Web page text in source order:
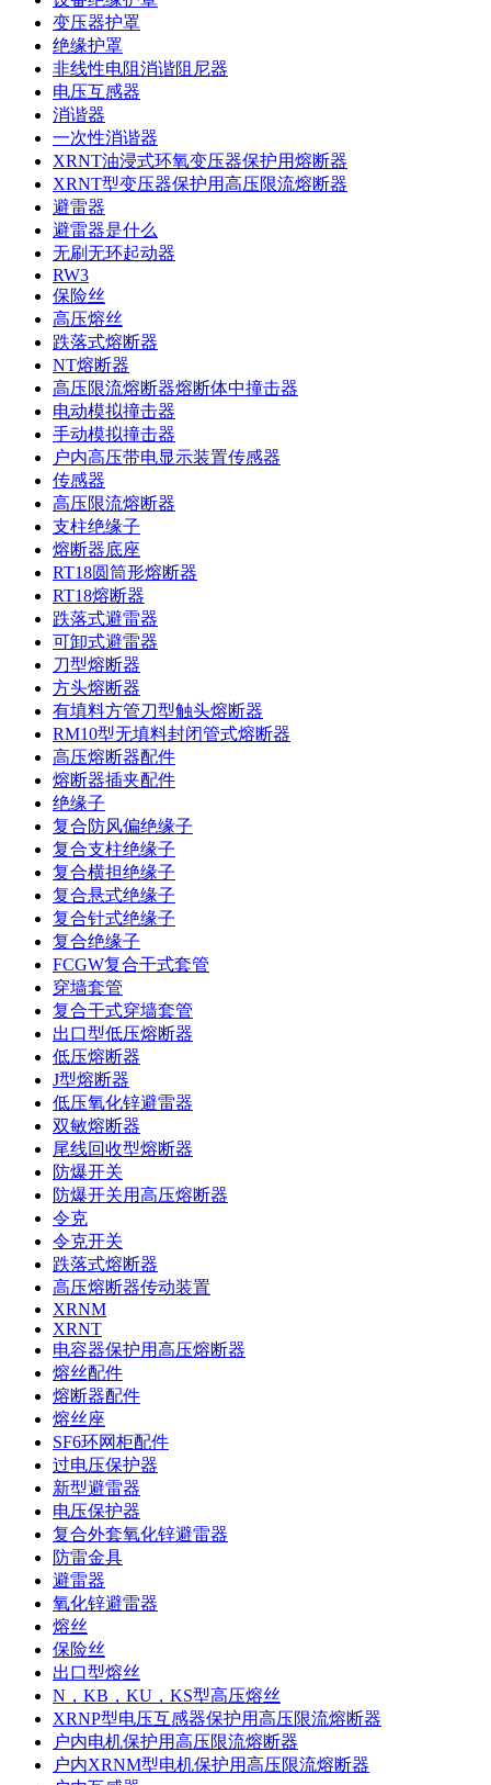
变压器护罩
绝缘护罩
非线性电阻消谐阻尼器
电压互感器
消谐器
一次性消谐器
XRNT油浸式环氧变压器保护用熔断器
XRNT型变压器保护用高压限流熔断器
避雷器
避雷器是什么
无刷无环起动器
RW3
保险丝
高压熔丝
跌落式熔断器
NT熔断器
高压限流熔断器熔断体中撞击器
电动模拟撞击器
手动模拟撞击器
户内高压带电显示装置传感器
传感器
高压限流熔断器
支柱绝缘子
熔断器底座
RT18圆筒形熔断器
RT18熔断器
跌落式避雷器
可卸式避雷器
刀型熔断器
方头熔断器
有填料方管刀型触头熔断器
RM10型无填料封闭管式熔断器
高压熔断器配件
熔断器插夹配件
绝缘子
复合防风偏绝缘子
复合支柱绝缘子
复合横担绝缘子
复合悬式绝缘子
复合针式绝缘子
复合绝缘子
FCGW复合干式套管
穿墙套管
复合干式穿墙套管
出口型低压熔断器
低压熔断器
J型熔断器
低压氧化锌避雷器
双敏熔断器
尾线回收型熔断器
防爆开关
防爆开关用高压熔断器
令克
令克开关
跌落式熔断器
高压熔断器传动装置
XRNM
XRNT
电容器保护用高压熔断器
熔丝配件
熔断器配件
熔丝座
SF6环网柜配件
过电压保护器
新型避雷器
电压保护器
复合外套氧化锌避雷器
防雷金具
避雷器
氧化锌避雷器
熔丝
保险丝
出口型熔丝
N，KB，KU，KS型高压熔丝
XRNP型电压互感器保护用高压限流熔断器
户内电机保护用高压限流熔断器
户内XRNM型电机保护用高压限流熔断器